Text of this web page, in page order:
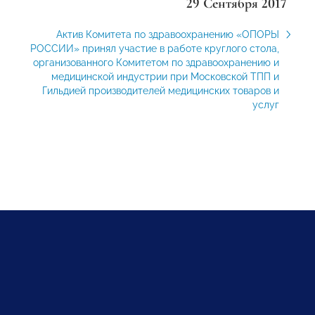
Актив Комитета по здравоохранению «ОПОРЫ
РОССИИ» принял участие в работе круглого стола,
организованного Комитетом по здравоохранению и
медицинской индустрии при Московской ТПП и
Гильдией производителей медицинских товаров и
услуг